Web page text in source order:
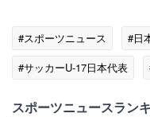
#スポーツニュース
#日
#サッカーU-17日本代表
スポーツニュースラン